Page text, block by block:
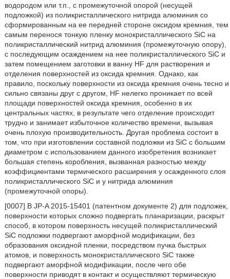
водородом или т.п., с промежуточной опорой (несущей
подложкой) из поликристаллического нитрида алюминия со
сформированным на ее передней стороне оксидом кремния, тем
самым перенося тонкую пленку монокристаллического SiC на
поликристаллический нитрид алюминия (промежуточную опору),
с последующим осаждением на нее поликристаллического SiC и
затем помещением заготовки в ванну HF для растворения и
отделения поверхностей из оксида кремния. Однако, как
правило, поскольку поверхности из оксида кремния очень тесно и
сильно связаны друг с другом, HF нелегко проникает по всей
площади поверхностей оксида кремния, особенно в их
центральных частях, в результате чего отделение происходит
трудно и занимает избыточное количество времени, вызывая
очень плохую производительность. Другая проблема состоит в
том, что при изготовлении составной подложки из SiC с большим
диаметром с использованием данного изобретения возникает
большая степень коробления, вызванная разностью между
коэффициентами термического расширения у осажденного слоя
поликристаллического SiC и у нитрида алюминия
(промежуточной опоры).
[0007] В JP-A 2015-15401 (патентном документе 2) для подложек,
поверхности которых сложно подвергать планаризации, раскрыт
способ, в котором поверхность несущей поликристаллический
SiC подложки подвергают аморфной модификации, без
образования оксидной пленки, посредством пучка быстрых
атомов, и поверхность монокристаллического SiC также
подвергают аморфной модификации, после чего обе
поверхности приводят в контакт и осуществляют термическую